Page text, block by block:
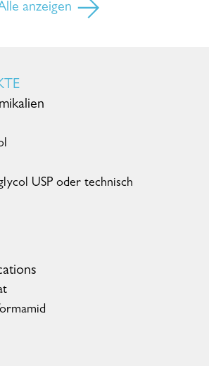
anzeigen
USP oder technisch